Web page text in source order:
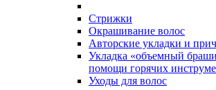
Стрижки
Окрашивание волос
Авторские укладки и
Укладка «объемный
помощи горячих
Уходы для волос